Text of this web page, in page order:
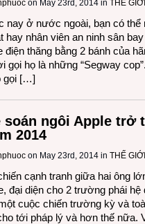
on May 23rd, 2014 in THẾ
ở nước ngoài, bạn có thể
hay nhân viên an ninh sân
điện thăng bằng 2 bánh của
gọi họ là những “Segway
gọi […]
soán ngôi Apple trở
2014
on May 23rd, 2014 in THẾ
cạnh tranh giữa hai ông
đại diện cho 2 trường phái hệ
cuộc chiến trường kỳ và
tới pháp lý và hơn thế nữa.